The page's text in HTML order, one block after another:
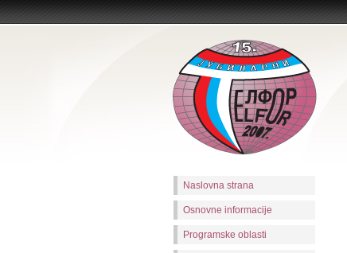
Naslovna strana
Osnovne informacije
Programske oblasti